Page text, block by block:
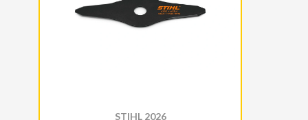
STIHL 2026